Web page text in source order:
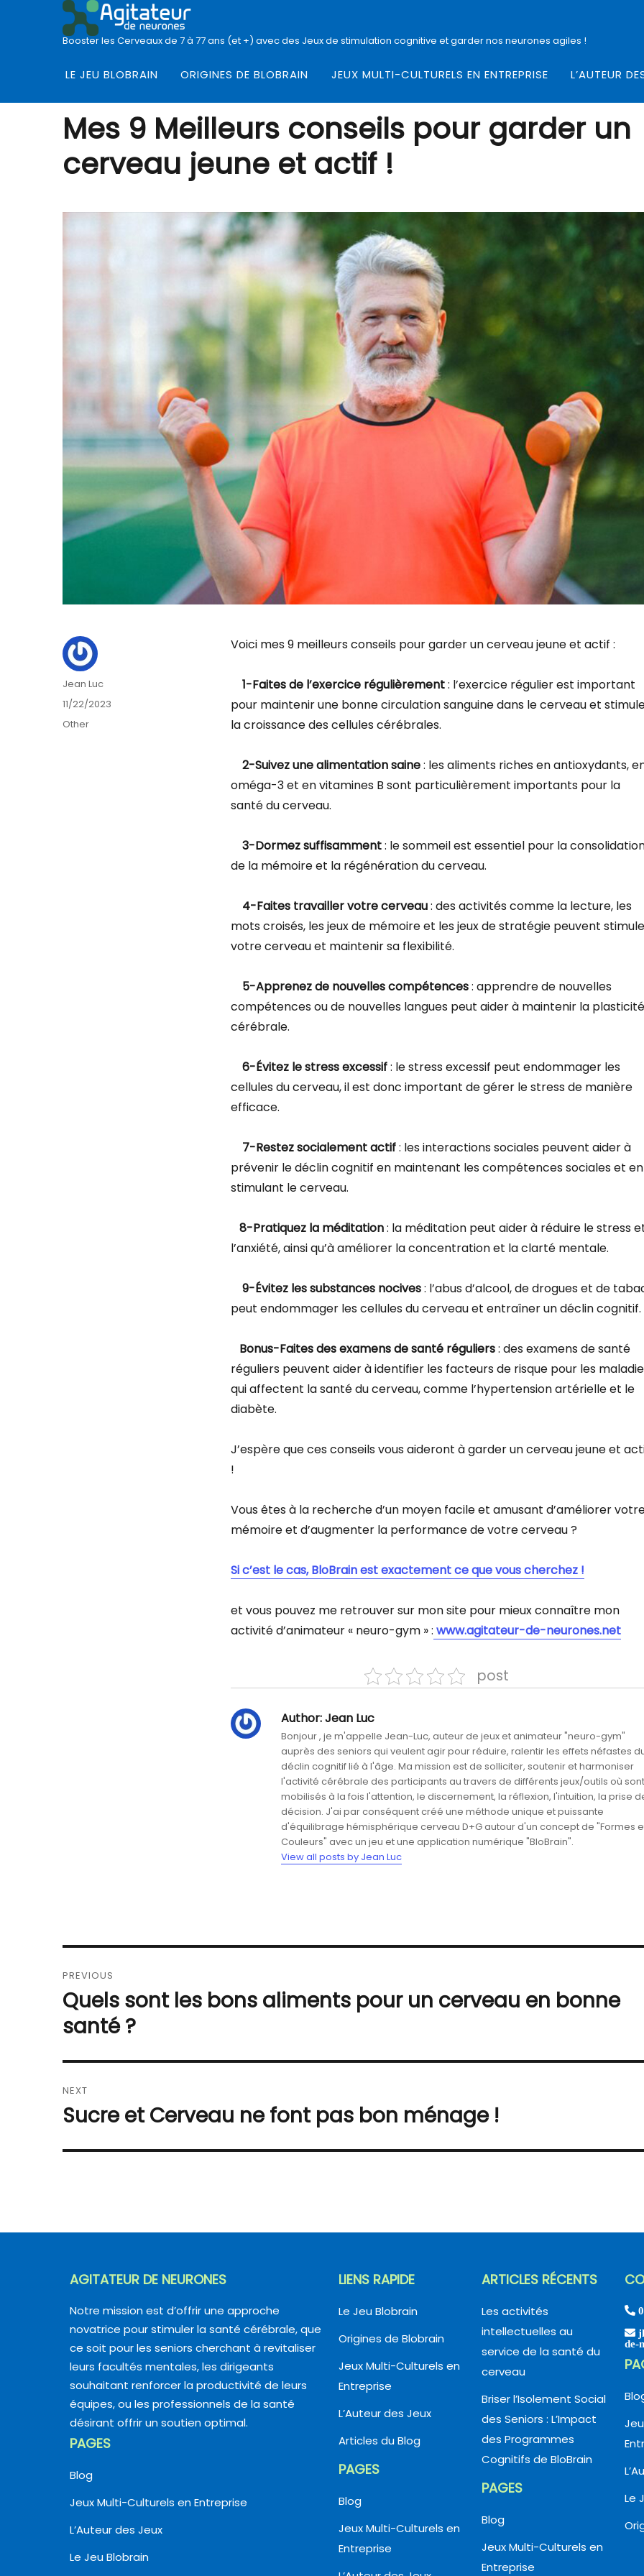
Booster les Cerveaux de 7 à 77 ans (et +) avec des Jeux de stimulation cognitive et garder nos neurones agiles !
LE JEU BLOBRAIN ORIGINES DE BLOBRAIN JEUX MULTI-CULTURELS EN ENTREPRISE L’AUTEUR
Mes 9 Meilleurs conseils pour garder un
cerveau jeune et actif !
Voici mes 9 meilleurs conseils pour garder un cerveau jeune et actif :
1-Faites de l’exercice régulièrement: l’exercice régulier est important
pour maintenir une bonne circulation sanguine dans le cerveau et
la croissance des cellules cérébrales.
2-Suivez une alimentation saine: les aliments riches en antioxydants,
oméga-3 et en vitamines B sont particulièrement importants pour la
santé du cerveau.
3-Dormez suffisamment: le sommeil est essentiel pour la
de la mémoire et la régénération du cerveau.
4-Faites travailler votre cerveau: des activités comme la lecture, les
mots croisés, les jeux de mémoire et les jeux de stratégie peuvent
votre cerveau et maintenir sa flexibilité.
5-Apprenez de nouvelles compétences: apprendre de nouvelles
compétences ou de nouvelles langues peut aider à maintenir la plasticité
cérébrale.
6-Évitez le stress excessif: le stress excessif peut endommager les
cellules du cerveau, il est donc important de gérer le stress de manière
efficace.
7-Restez socialement actif: les interactions sociales peuvent aider à
prévenir le déclin cognitif en maintenant les compétences sociales et en
stimulant le cerveau.
8-Pratiquez la méditation: la méditation peut aider à réduire le stress
l’anxiété, ainsi qu’à améliorer la concentration et la clarté mentale.
9-Évitez les substances nocives: l’abus d’alcool, de drogues et de
peut endommager les cellules du cerveau et entraîner un déclin cognitif.
Bonus-Faites des examens de santé réguliers: des examens de santé
réguliers peuvent aider à identifier les facteurs de risque pour les
qui affectent la santé du cerveau, comme l’hypertension artérielle et le
diabète.
J’espère que ces conseils vous aideront à garder un cerveau jeune et
!
Vous êtes à la recherche d’un moyen facile et amusant d’améliorer
mémoire et d’augmenter la performance de votre cerveau ?
Si c’est le cas, BloBrain est exactement ce que vous cherchez !
et vous pouvez me retrouver sur mon site pour mieux connaître mon
activité d’animateur « neuro-gym » : www.agitateur-de-neurones.net
post
Author:Jean Luc
Bonjour , je m'appelle Jean-Luc, auteur de jeux et animateur "neuro-gym"
auprès des seniors qui veulent agir pour réduire, ralentir les effets néfastes
déclin cognitif lié à l'âge. Ma mission est de solliciter, soutenir et harmoniser
l'activité cérébrale des participants au travers de différents jeux/outils où sont
mobilisés à la fois l'attention, le discernement, la réflexion, l'intuition, la prise
décision. J'ai par conséquent créé une méthode unique et puissante
d'équilibrage hémisphérique cerveau D+G autour d'un concept de "Formes
Couleurs" avec un jeu et une application numérique "BloBrain".
View all posts by Jean Luc
Author
Jean Luc
Posted
on
11/22/2023
Categories
Other
de
l’article
PREVIOUS
Previous
post:
Quels sont les bons aliments pour un cerveau en bonne
santé ?
NEXT
Next
Sucre et Cerveau ne font pas bon ménage !
AGITATEUR DE NEURONES
Notre mission est d’offrir une approche
novatrice pour stimuler la santé cérébrale, que
ce soit pour les seniors cherchant à revitaliser
leurs facultés mentales, les dirigeants
souhaitant renforcer la productivité de leurs
équipes, ou les professionnels de la santé
désirant offrir un soutien optimal.
PAGES
Blog
Jeux Multi-Culturels en Entreprise
L’Auteur des Jeux
Le Jeu Blobrain
LIENS RAPIDE
Le Jeu Blobrain
Origines de Blobrain
Jeux Multi-Culturels en
Entreprise
L’Auteur des Jeux
Articles du Blog
PAGES
Blog
Jeux Multi-Culturels en
Entreprise
ARTICLES RÉCENTS
Les activités
intellectuelles au
service de la santé du
cerveau
Briser l’Isolement Social
des Seniors : L’Impact
des Programmes
Cognitifs de BloBrain
PAGES
Blog
Jeux Multi-Culturels en
Entreprise
de-
Le